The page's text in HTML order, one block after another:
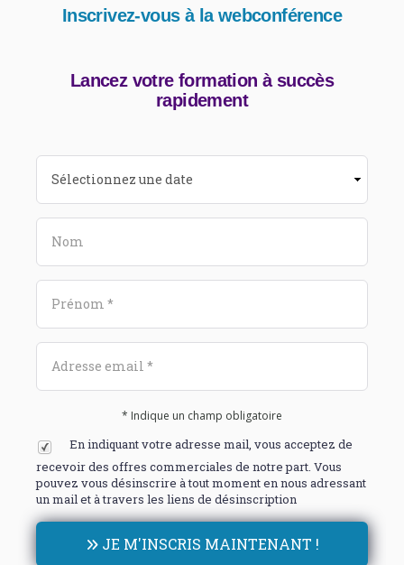
Inscrivez-vous à la webconférence
Lancez votre formation à succès
rapidement
* Indique un champ obligatoire
En indiquant votre adresse mail, vous acceptez de
recevoir des offres commerciales de notre part. Vous
pouvez vous désinscrire à tout moment en nous adressant
un mail et à travers les liens de désinscription
JE M'INSCRIS MAINTENANT !